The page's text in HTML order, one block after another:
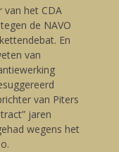
van het CDA
de NAVO
En
van
van Piters
jaren
wegens het